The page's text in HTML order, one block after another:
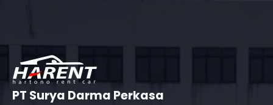
PT Surya Darma Perkasa